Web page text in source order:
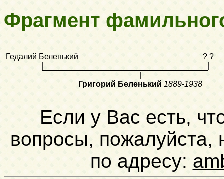
Фрагмент
Гедалий Беленький
? ?
Григорий Беленький 1889-1938
Если у Вас есть,
вопросы, пожалуйста,
по адресу: